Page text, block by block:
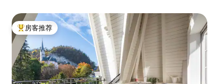
热门「房客推荐」
房客推荐